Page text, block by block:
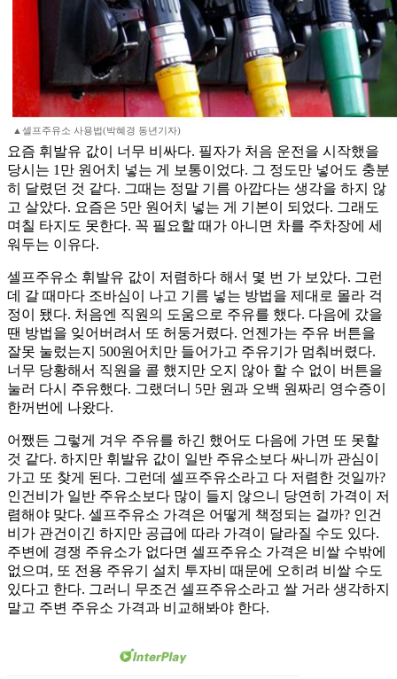
▲셀프주유소 사용법(박혜경 동년기자)
요즘 휘발유 값이 너무 비싸다. 필자가 처음 운전을 시작했을
당시는 1만 원어치 넣는 게 보통이었다. 그 정도만 넣어도 충분
히 달렸던 것 같다. 그때는 정말 기름 아깝다는 생각을 하지 않
고 살았다. 요즘은 5만 원어치 넣는 게 기본이 되었다. 그래도
며칠 타지도 못한다. 꼭 필요할 때가 아니면 차를 주차장에 세
워두는 이유다.
셀프주유소 휘발유 값이 저렴하다 해서 몇 번 가 보았다. 그런
데 갈 때마다 조바심이 나고 기름 넣는 방법을 제대로 몰라 걱
정이 됐다. 처음엔 직원의 도움으로 주유를 했다. 다음에 갔을
땐 방법을 잊어버려서 또 허둥거렸다. 언젠가는 주유 버튼을
잘못 눌렀는지 500원어치만 들어가고 주유기가 멈춰버렸다.
너무 당황해서 직원을 콜 했지만 오지 않아 할 수 없이 버튼을
눌러 다시 주유했다. 그랬더니 5만 원과 오백 원짜리 영수증이
한꺼번에 나왔다.
어쨌든 그렇게 겨우 주유를 하긴 했어도 다음에 가면 또 못할
것 같다. 하지만 휘발유 값이 일반 주유소보다 싸니까 관심이
가고 또 찾게 된다. 그런데 셀프주유소라고 다 저렴한 것일까?
인건비가 일반 주유소보다 많이 들지 않으니 당연히 가격이 저
렴해야 맞다. 셀프주유소 가격은 어떻게 책정되는 걸까? 인건
비가 관건이긴 하지만 공급에 따라 가격이 달라질 수도 있다.
주변에 경쟁 주유소가 없다면 셀프주유소 가격은 비쌀 수밖에
없으며, 또 전용 주유기 설치 투자비 때문에 오히려 비쌀 수도
있다고 한다. 그러니 무조건 셀프주유소라고 쌀 거라 생각하지
말고 주변 주유소 가격과 비교해봐야 한다.